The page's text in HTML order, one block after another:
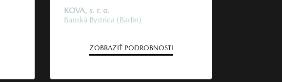
KOVA, s. r. o.
Banská Bystrica (Badín)
ZOBRAZIŤ PODROBNOSTI